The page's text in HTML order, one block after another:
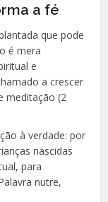
a fé
que pode
é mera
e
a crescer
meditação (2
à verdade: por
nascidas
para
nutre,